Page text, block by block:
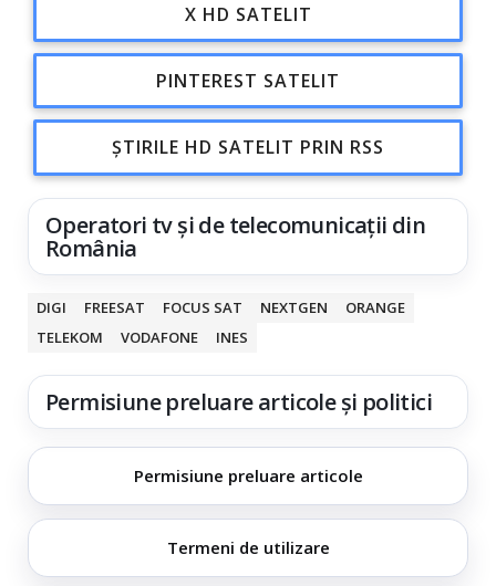
X HD SATELIT
PINTEREST SATELIT
ȘTIRILE HD SATELIT PRIN RSS
Operatori tv și de telecomunicații din
România
DIGI FREESAT FOCUS SAT NEXTGEN
ORANGE
TELEKOM
VODAFONE INES
Permisiune preluare articole și politici
Permisiune preluare articole
Termeni de utilizare